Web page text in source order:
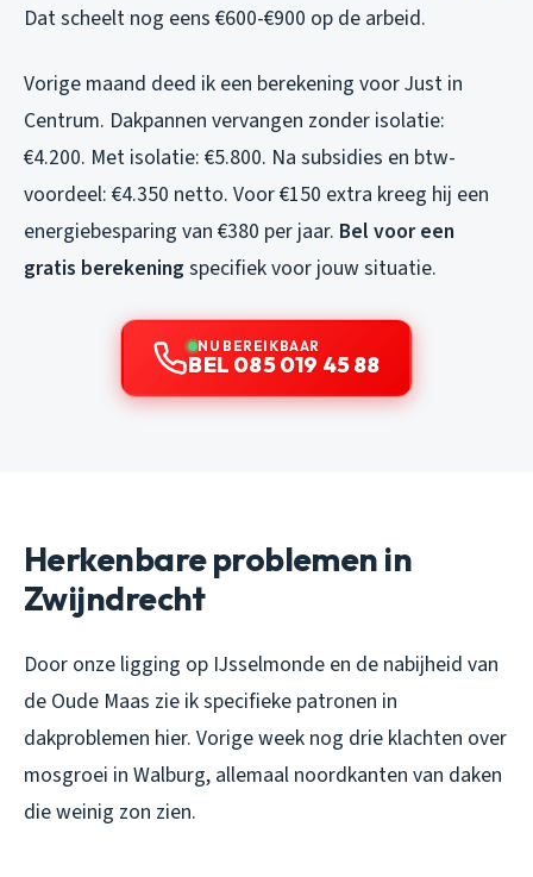
Dat scheelt nog eens €600-€900 op de arbeid.
Vorige maand deed ik een berekening voor Just in
Centrum. Dakpannen vervangen zonder isolatie:
€4.200. Met isolatie: €5.800. Na subsidies en btw-
voordeel: €4.350 netto. Voor €150 extra kreeg hij een
energiebesparing van €380 per jaar. Bel voor een
gratis berekening specifiek voor jouw situatie.
NU BEREIKBAAR
BEL 085 019 45 88
Herkenbare problemen in
Zwijndrecht
Door onze ligging op IJsselmonde en de nabijheid van
de Oude Maas zie ik specifieke patronen in
dakproblemen hier. Vorige week nog drie klachten over
mosgroei in Walburg, allemaal noordkanten van daken
die weinig zon zien.